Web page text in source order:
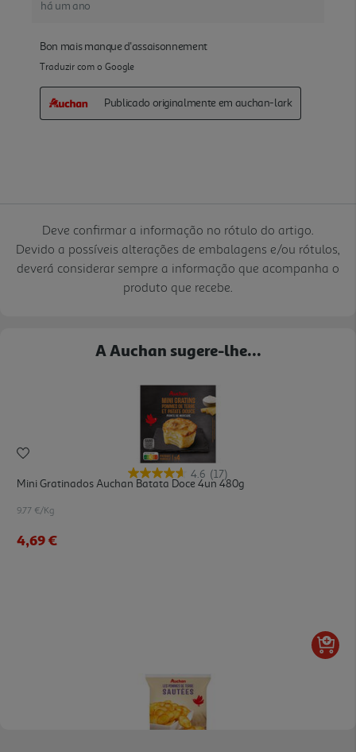
Deve confirmar a informação no rótulo do artigo.
Devido a possíveis alterações de embalagens e/ou rótulos,
deverá considerar sempre a informação que acompanha o
produto que recebe.
A Auchan sugere-lhe...
4.6 (17)
Mini Gratinados Auchan Batata Doce 4un 480g
9.77 €/Kg
4,69 €